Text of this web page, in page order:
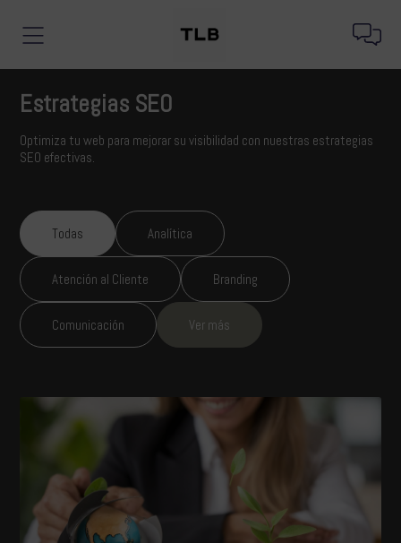
Estrategias SEO
Optimiza tu web para mejorar su visibilidad con nuestras estrategias
SEO efectivas.
Todas Analítica
Atención al Cliente Branding
Comunicación Ver más